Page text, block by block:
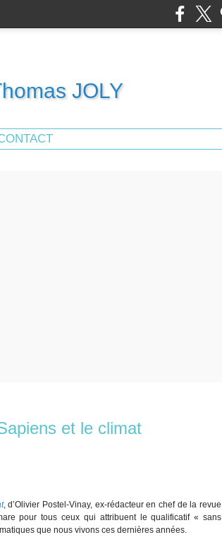
JOLY
et le climat
, d’Olivier Postel-Vinay, ex-rédacteur en chef de la revue
pour tous ceux qui attribuent le qualificatif « sans
que nous vivons ces dernières années.